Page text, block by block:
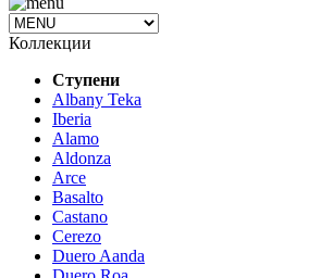
Коллекции
Ступени
Albany Teka
Iberia
Alamo
Aldonza
Arce
Basalto
Castano
Cerezo
Duero Aanda